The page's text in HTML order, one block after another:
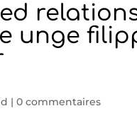
unge
|0 commentaires